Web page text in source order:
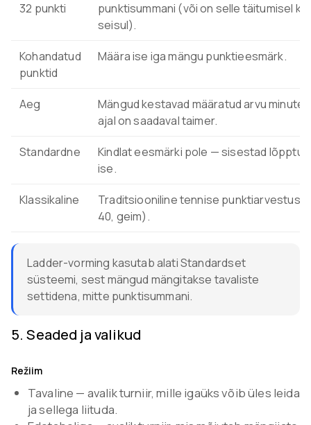
32 punkti
punktisummani (või on selle täitumisel
seisul).
Kohandatud
punktid
Määra ise iga mängu punktieesmärk.
Aeg
Mängud kestavad määratud arvu
ajal on saadaval taimer.
Standardne
Kindlat eesmärki pole — sisestad
ise.
Klassikaline
Traditsiooniline tennise punktiarvestus
40, geim).
Ladder-vorming kasutab alati Standardset
süsteemi, sest mängud mängitakse tavaliste
settidena, mitte punktisummani.
5.Seaded ja valikud
Režiim
Tavaline — avalik turniir, mille igaüks võib üles leida
ja sellega liituda.